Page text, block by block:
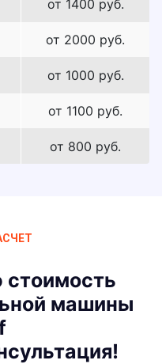
от 1400 руб.
от 2000 руб.
от 1000 руб.
от 1100 руб.
от 800 руб.
стоимость
машины